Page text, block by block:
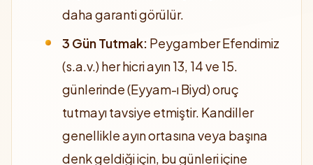
daha garanti görülür.
3 Gün Tutmak: Peygamber Efendimiz
(s.a.v.) her hicri ayın 13, 14 ve 15.
günlerinde (Eyyam-ı Biyd) oruç
tutmayı tavsiye etmiştir. Kandiller
genellikle ayın ortasına veya başına
denk geldiği için, bu günleri içine